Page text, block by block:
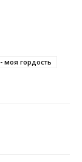
моя гордость